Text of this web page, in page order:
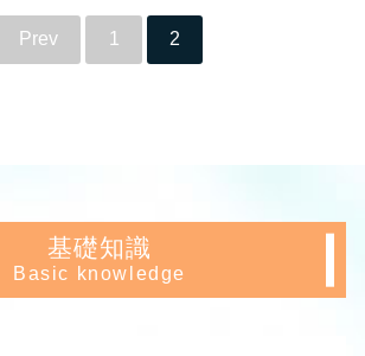
Prev 1 2
基礎知識
Basic knowledge